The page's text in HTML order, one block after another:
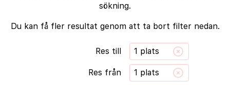
sökning.
Du kan få fler resultat genom att ta bort filter nedan.
Res till 1 plats
Res från 1 plats